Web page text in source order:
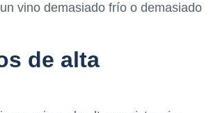
vino demasiado frío o demasiado
de alta